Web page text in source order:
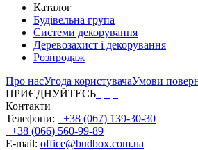
Каталог
Будівельна група
Системи декорування
Деревозахист і декорування
Розпродаж
Про насУгода користувачаУмови
ПРИЄДНУЙТЕСЬ
Контакти
Телефони:
+38 (067) 139-30-30
+38 (066) 560-99-89
E-mail: office@budbox.com.ua